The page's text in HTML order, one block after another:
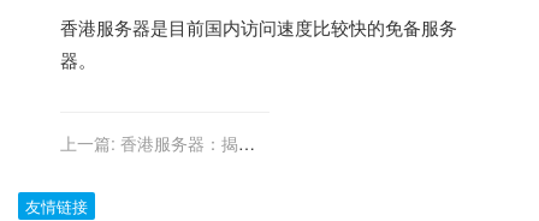
香港服务器是目前国内访问速度比较快的免备服务
器。
上一篇: 香港服务器：揭秘
性与效率
友情链接